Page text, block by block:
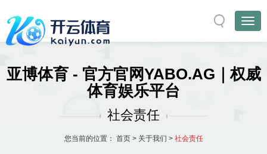
亚博体育 - 官方官网YABO.AG｜权威
体育娱乐平台
社会责任
您当前的位置： 首页> 关于我们 > 社会责任